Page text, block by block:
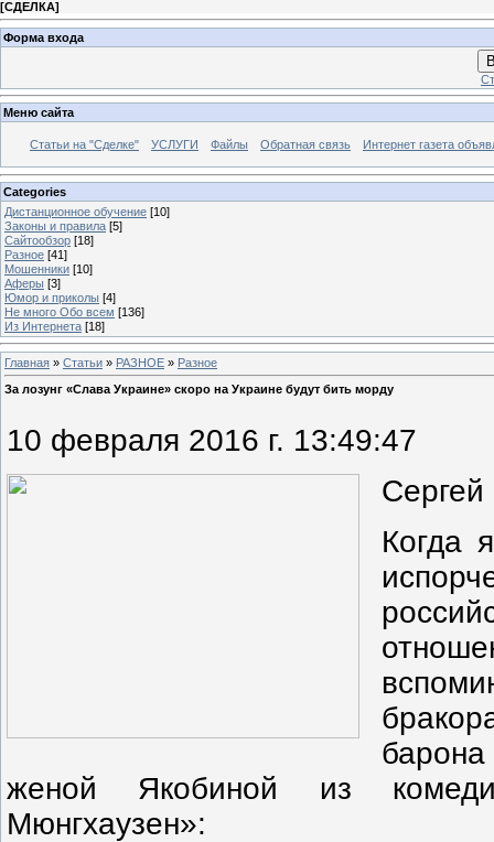
[СДЕЛКА]
Форма входа
Меню сайта
Статьи на "Сделке" УСЛУГИ Файлы Обратная связь Интернет газета
Categories
Дистанционное обучение [10]
Законы и правила [5]
Сайтообзор [18]
Разное [41]
Мошенники [10]
Аферы [3]
Юмор и приколы [4]
Не много Обо всем [136]
Из Интернета [18]
Главная » Статьи » РАЗНОЕ » Разное
За лозунг «Слава Украине» скоро на Украине будут бить морду
10 февраля 2016 г. 13:49:47
Когда
женой Якобиной из
Мюнгхаузен»: